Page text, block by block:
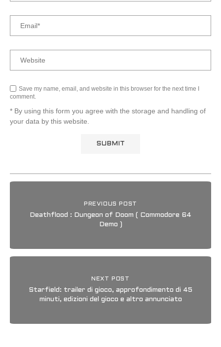
Save my name, email, and website in this browser for the next time I
comment.
* By using this form you agree with the storage and handling of
your data by this website.
PREVIOUS POST
Deathflood : Dungeon of Doom ( Commodore 64
Demo )
NEXT POST
Starfield: trailer di gioco, approfondimento di 45
minuti, edizioni del gioco e altro annunciato